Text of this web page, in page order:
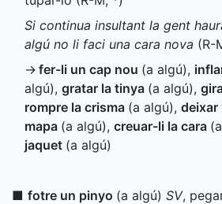
Si continua insultant la gent
algú no li faci una cara nova (R-
→ fer-li un cap nou (a algú),
algú), gratar la tinya (a algú),
rompre la crisma (a algú), deixar
mapa (a algú), creuar-li la cara
jaquet (a algú)
■ fotre un pinyo (a algú) SV,